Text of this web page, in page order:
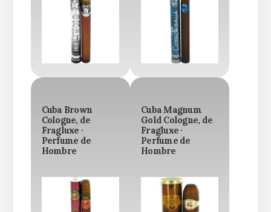
Cuba Brown
Cologne, de
Fragluxe ·
Perfume de
Hombre
Cuba Magnum
Gold Cologne, de
Fragluxe ·
Perfume de
Hombre